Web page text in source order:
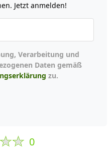
Jetzt anmelden!
Daten gemäß
zu.
0